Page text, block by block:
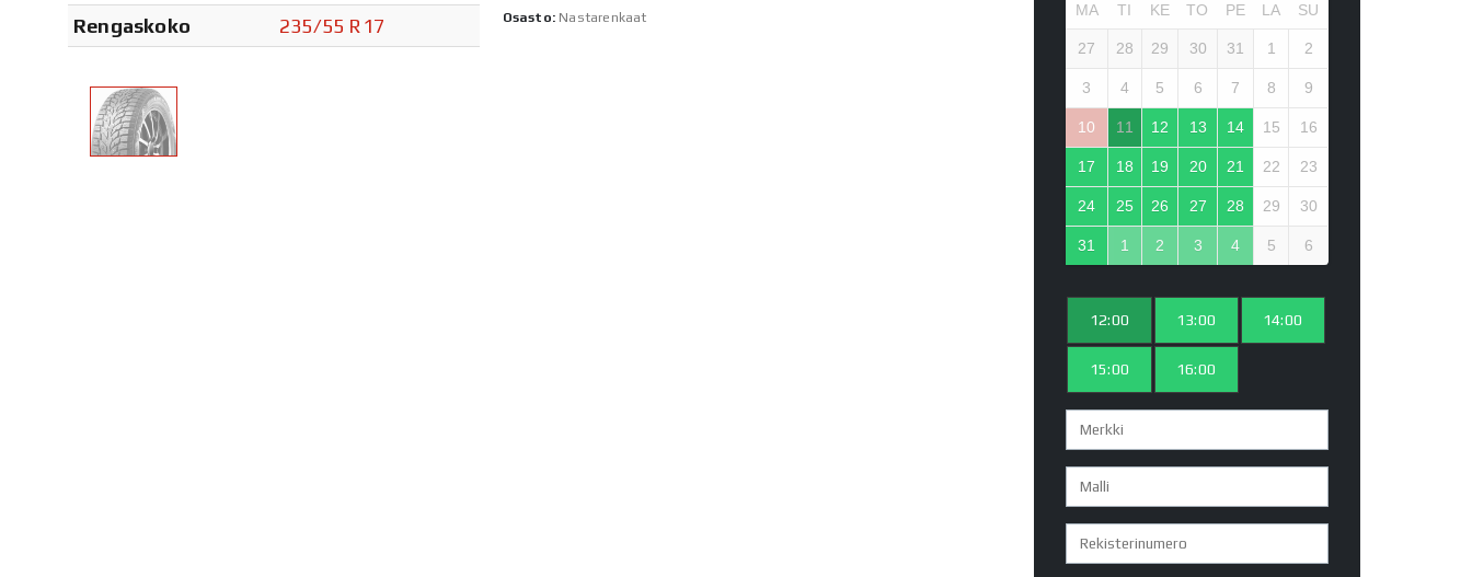
Rengaskoko
235/55 R17 Osasto: Nastarenkaat MA TI KE TO PE LA SU
27 28 29 30 31 1 2
3 4 5 6 7 8 9
10 11 12 13 14 15 16
17 18 19 20 21 22 23
24 25 26 27 28 29 30
31 1 2 3 4 5 6
12:00 13:00 14:00
15:00 16:00